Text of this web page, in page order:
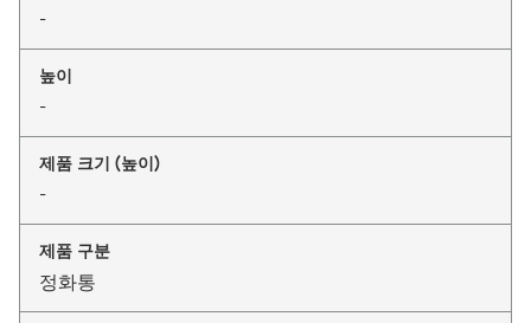
-
높이
-
제품 크기 (높이)
-
제품 구분
정화통